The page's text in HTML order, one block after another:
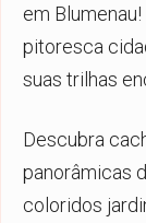
em
pitoresca
suas trilhas
Descubra
panorâmicas
coloridos